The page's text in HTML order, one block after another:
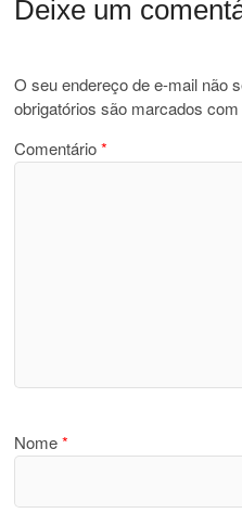
Deixe um
O seu endereço de e-mail não
obrigatórios são marcados
Comentário*
Nome*